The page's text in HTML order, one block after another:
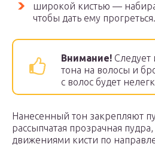
широкой кистью —
чтобы дать ему прогреться.
Внимание! Следует
тона на волосы и
с волос будет
Нанесенный тон закрепляют
рассыпчатая прозрачная
движениями кисти по